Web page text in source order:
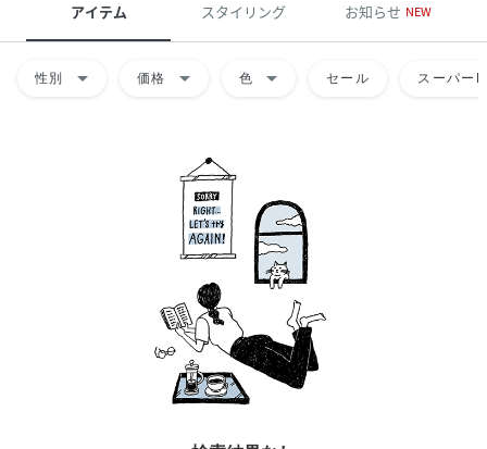
アイテム スタイリング お知らせ NEW
性別 arrow_drop_down 価格 arrow_drop_down 色 arrow_drop_down セール スーパー